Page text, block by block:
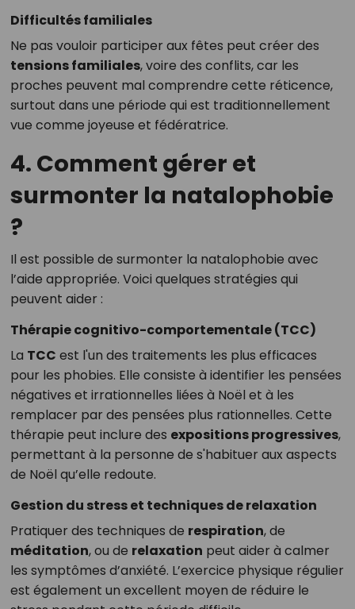
Difficultés familiales
Ne pas vouloir participer aux fêtes peut créer des
tensions familiales, voire des conflits, car les
proches peuvent mal comprendre cette réticence,
surtout dans une période qui est traditionnellement
vue comme joyeuse et fédératrice.
4. Comment gérer et
surmonter la natalophobie
?
Il est possible de surmonter la natalophobie avec
l’aide appropriée. Voici quelques stratégies qui
peuvent aider :
Thérapie cognitivo-comportementale (TCC)
La TCC est l'un des traitements les plus efficaces
pour les phobies. Elle consiste à identifier les pensées
négatives et irrationnelles liées à Noël et à les
remplacer par des pensées plus rationnelles. Cette
thérapie peut inclure des expositions progressives,
permettant à la personne de s'habituer aux aspects
de Noël qu’elle redoute.
Gestion du stress et techniques de relaxation
Pratiquer des techniques de respiration, de
méditation, ou de relaxation peut aider à calmer
les symptômes d’anxiété. L’exercice physique régulier
est également un excellent moyen de réduire le